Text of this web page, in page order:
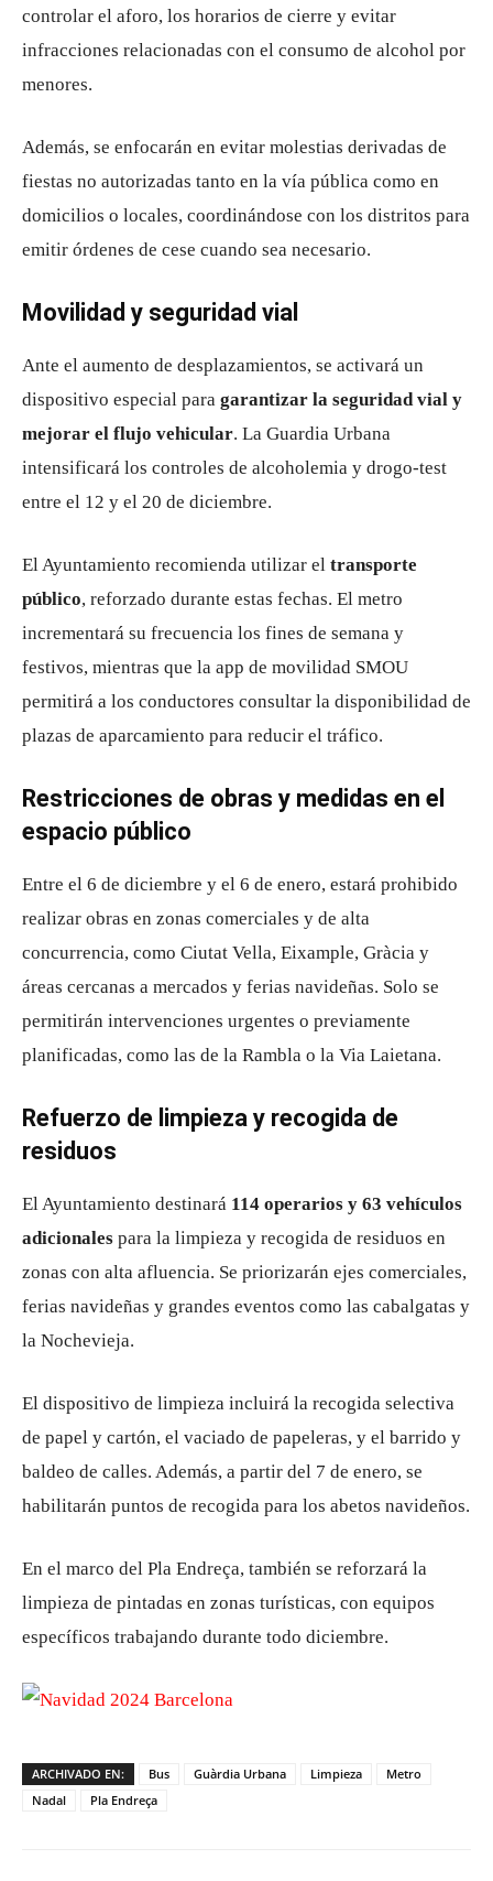
controlar el aforo, los horarios de cierre y evitar
infracciones relacionadas con el consumo de alcohol por
menores.
Además, se enfocarán en evitar molestias derivadas de
fiestas no autorizadas tanto en la vía pública como en
domicilios o locales, coordinándose con los distritos para
emitir órdenes de cese cuando sea necesario.
Movilidad y seguridad vial
Ante el aumento de desplazamientos, se activará un
dispositivo especial para garantizar la seguridad vial y
mejorar el flujo vehicular. La Guardia Urbana
intensificará los controles de alcoholemia y drogo-test
entre el 12 y el 20 de diciembre.
El Ayuntamiento recomienda utilizar el transporte
público, reforzado durante estas fechas. El metro
incrementará su frecuencia los fines de semana y
festivos, mientras que la app de movilidad SMOU
permitirá a los conductores consultar la disponibilidad de
plazas de aparcamiento para reducir el tráfico.
Restricciones de obras y medidas en el
espacio público
Entre el 6 de diciembre y el 6 de enero, estará prohibido
realizar obras en zonas comerciales y de alta
concurrencia, como Ciutat Vella, Eixample, Gràcia y
áreas cercanas a mercados y ferias navideñas. Solo se
permitirán intervenciones urgentes o previamente
planificadas, como las de la Rambla o la Via Laietana.
Refuerzo de limpieza y recogida de
residuos
El Ayuntamiento destinará 114 operarios y 63 vehículos
adicionales para la limpieza y recogida de residuos en
zonas con alta afluencia. Se priorizarán ejes comerciales,
ferias navideñas y grandes eventos como las cabalgatas y
la Nochevieja.
El dispositivo de limpieza incluirá la recogida selectiva
de papel y cartón, el vaciado de papeleras, y el barrido y
baldeo de calles. Además, a partir del 7 de enero, se
habilitarán puntos de recogida para los abetos navideños.
En el marco del Pla Endreça, también se reforzará la
limpieza de pintadas en zonas turísticas, con equipos
específicos trabajando durante todo diciembre.
ARCHIVADO EN: Bus Guàrdia Urbana Limpieza
Metro
Nadal
Pla Endreça